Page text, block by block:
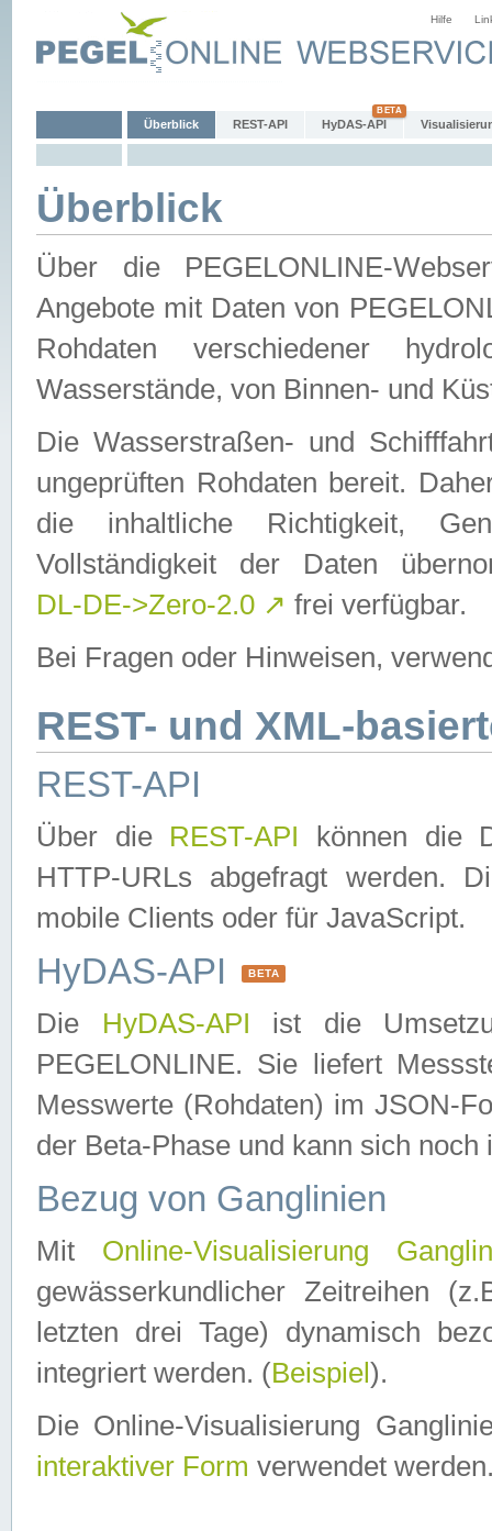
Hilfe
Überblick REST-API HyDAS-API
Überblick
Über die PEGELONLINE-
Angebote mit Daten von
Rohdaten verschiedener
Wasserstände, von Binnen- und
Die Wasserstraßen- und
ungeprüften Rohdaten bereit.
die inhaltliche Richtigkeit,
Vollständigkeit der Daten
DL-DE->Zero-2.0 ↗ frei verfügbar.
Bei Fragen oder Hinweisen,
REST- und XML-
REST-API
Über die REST-API können die
HTTP-URLs abgefragt werden.
mobile Clients oder für JavaScript.
HyDAS-API BETA
Die HyDAS-API ist die
PEGELONLINE. Sie liefert
Messwerte (Rohdaten) im JSON-
der Beta-Phase und kann sich noch
Bezug von Ganglinien
Mit Online-Visualisierung
gewässerkundlicher Zeitreihen
letzten drei Tage) dynamisch
integriert werden. (Beispiel ).
Die Online-Visualisierung
interaktiver Form verwendet